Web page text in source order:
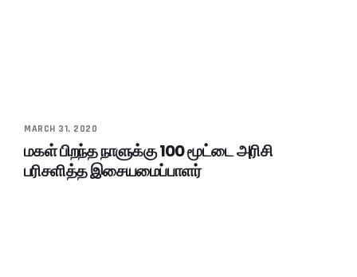
MARCH 31, 2020
மகள் பிறந்த நாளுக்கு 100 மூட்டை அரிசி
பரிசளித்த இசையமைப்பாளர்